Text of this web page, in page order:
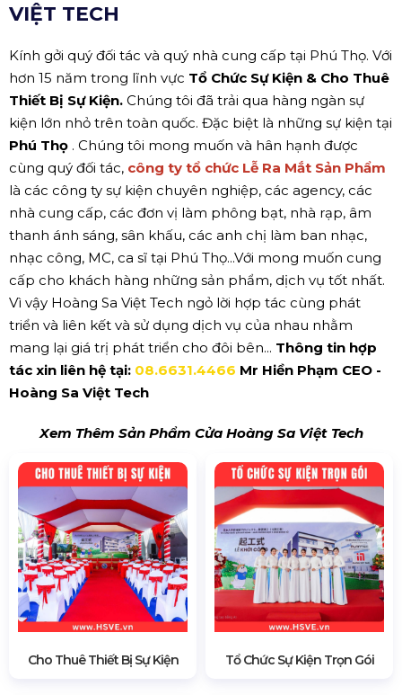
VIỆT TECH
Kính gởi quý đối tác và quý nhà cung cấp tại Phú Thọ. Với
hơn 15 năm trong lĩnh vực Tổ Chức Sự Kiện & Cho Thuê
Thiết Bị Sự Kiện. Chúng tôi đã trải qua hàng ngàn sự
kiện lớn nhỏ trên toàn quốc. Đặc biệt là những sự kiện tại
Phú Thọ . Chúng tôi mong muốn và hân hạnh được
cùng quý đối tác, công ty tổ chức Lễ Ra Mắt Sản Phẩm
là các công ty sự kiện chuyên nghiệp, các agency, các
nhà cung cấp, các đơn vị làm phông bạt, nhà rạp, âm
thanh ánh sáng, sân khấu, các anh chị làm ban nhạc,
nhạc công, MC, ca sĩ tại Phú Thọ...Với mong muốn cung
cấp cho khách hàng những sản phẩm, dịch vụ tốt nhất.
Vì vậy Hoàng Sa Việt Tech ngỏ lời hợp tác cùng phát
triển và liên kết và sử dụng dịch vụ của nhau nhằm
mang lại giá trị phát triển cho đôi bên... Thông tin hợp
tác xin liên hệ tại: 08.6631.4466 Mr Hiền Phạm CEO -
Hoàng Sa Việt Tech
Xem Thêm Sản Phẩm Cửa Hoàng Sa Việt Tech
Cho Thuê Thiết Bị Sự Kiện Tổ Chức Sự Kiện Trọn Gói